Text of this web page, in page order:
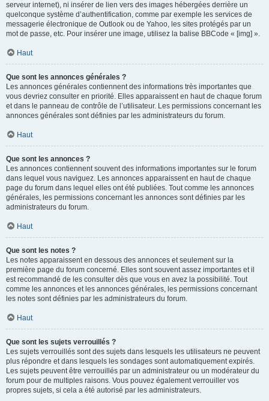
serveur internet), ni insérer de lien vers des images hébergées derrière un
quelconque système d’authentification, comme par exemple les services de
messagerie électronique de Outlook ou de Yahoo, les sites protégés par un
mot de passe, etc. Pour insérer une image, utilisez la balise BBCode « [img] ».
Haut
Que sont les annonces générales ?
Les annonces générales contiennent des informations très importantes que
vous devriez consulter en priorité. Elles apparaissent en haut de chaque forum
et dans le panneau de contrôle de l’utilisateur. Les permissions concernant les
annonces générales sont définies par les administrateurs du forum.
Haut
Que sont les annonces ?
Les annonces contiennent souvent des informations importantes sur le forum
dans lequel vous naviguez. Les annonces apparaissent en haut de chaque
page du forum dans lequel elles ont été publiées. Tout comme les annonces
générales, les permissions concernant les annonces sont définies par les
administrateurs du forum.
Haut
Que sont les notes ?
Les notes apparaissent en dessous des annonces et seulement sur la
première page du forum concerné. Elles sont souvent assez importantes et il
est recommandé de les consulter dès que vous en avez la possibilité. Tout
comme les annonces et les annonces générales, les permissions concernant
les notes sont définies par les administrateurs du forum.
Haut
Que sont les sujets verrouillés ?
Les sujets verrouillés sont des sujets dans lesquels les utilisateurs ne peuvent
plus répondre et dans lesquels les sondages sont automatiquement expirés.
Les sujets peuvent être verrouillés par un administrateur ou un modérateur du
forum pour de multiples raisons. Vous pouvez également verrouiller vos
propres sujets, si cela a été autorisé par les administrateurs.